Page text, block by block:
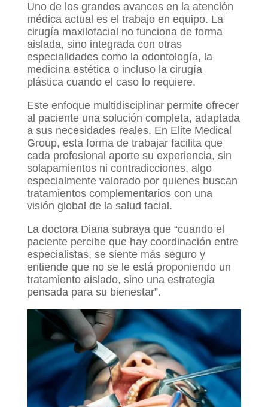
Uno de los grandes avances en la atención
médica actual es el trabajo en equipo. La
cirugía maxilofacial no funciona de forma
aislada, sino integrada con otras
especialidades como la odontología, la
medicina estética o incluso la cirugía
plástica cuando el caso lo requiere.
Este enfoque multidisciplinar permite ofrecer
al paciente una solución completa, adaptada
a sus necesidades reales. En Elite Medical
Group, esta forma de trabajar facilita que
cada profesional aporte su experiencia, sin
solapamientos ni contradicciones, algo
especialmente valorado por quienes buscan
tratamientos complementarios con una
visión global de la salud facial.
La doctora Diana subraya que “cuando el
paciente percibe que hay coordinación entre
especialistas, se siente más seguro y
entiende que no se le está proponiendo un
tratamiento aislado, sino una estrategia
pensada para su bienestar”.